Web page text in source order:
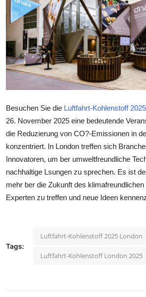
Guest Posting
Advertise with US
Crypto
Finance
Tech
Real Estate
General
Besuchen Sie die Luftfahrt-Kohlenstoff
26. November 2025 eine bedeutende
die Reduzierung von CO?-Emissionen in
konzentriert. In London treffen sich
Innovatoren, um ber umweltfreundliche
nachhaltige Lsungen zu sprechen. Es ist
mehr ber die Zukunft des
Experten zu treffen und neue Ideen
Tags:
Luftfahrt-Kohlenstoff 2025 London
Luftfahrt-Kohlenstoff London 2025